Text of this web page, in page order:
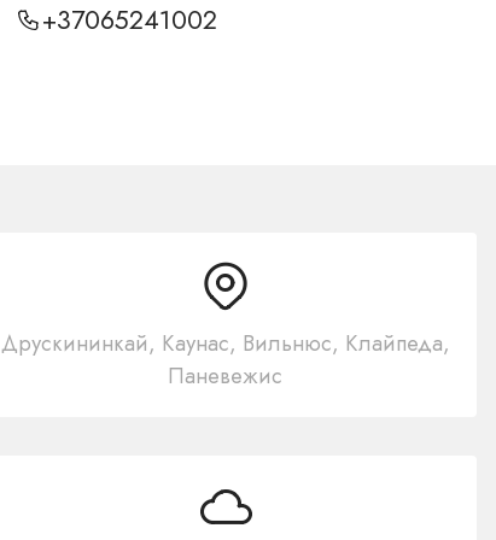
+37065241002
Друскининкай, Каунас, Вильнюс, Клайпеда,
Паневежис